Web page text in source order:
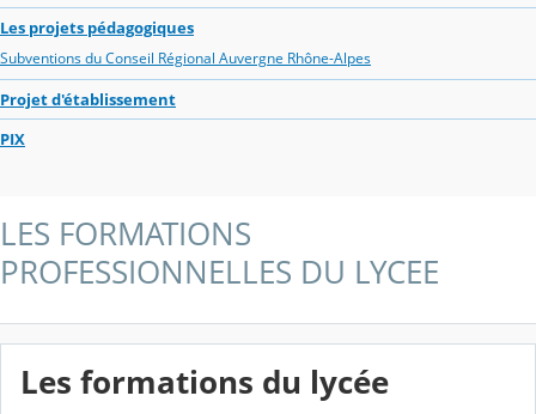
Les projets pédagogiques
Subventions du Conseil Régional Auvergne Rhône-Alpes
Projet d'établissement
PIX
LES FORMATIONS
PROFESSIONNELLES DU LYCEE
Les formations du lycée